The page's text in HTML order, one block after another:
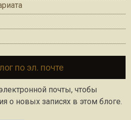
по эл. почте
почты, чтобы
о новых записях в этом блоге.